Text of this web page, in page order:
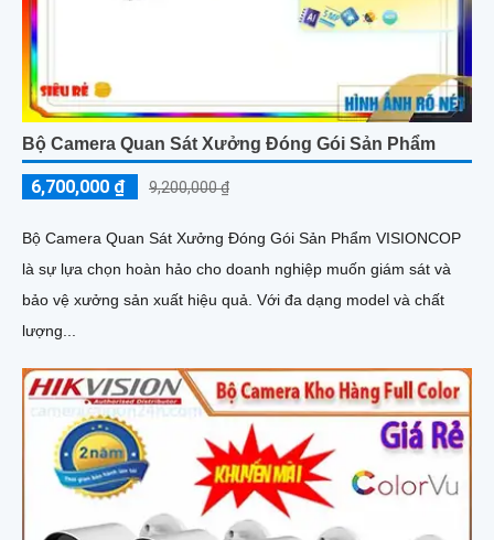
Bộ Camera Quan Sát Xưởng Đóng Gói Sản Phẩm
6,700,000 ₫ 9,200,000 ₫
Bộ Camera Quan Sát Xưởng Đóng Gói Sản Phẩm VISIONCOP
là sự lựa chọn hoàn hảo cho doanh nghiệp muốn giám sát và
bảo vệ xưởng sản xuất hiệu quả. Với đa dạng model và chất
lượng...